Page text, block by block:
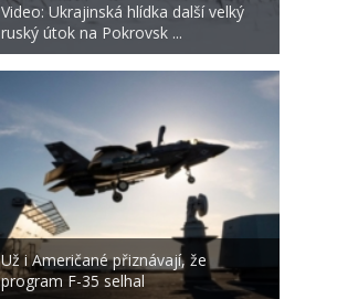
Video: Ukrajinská hlídka další velký
ruský útok na Pokrovsk ...
Už i Američané přiznávají, že
program F-35 selhal